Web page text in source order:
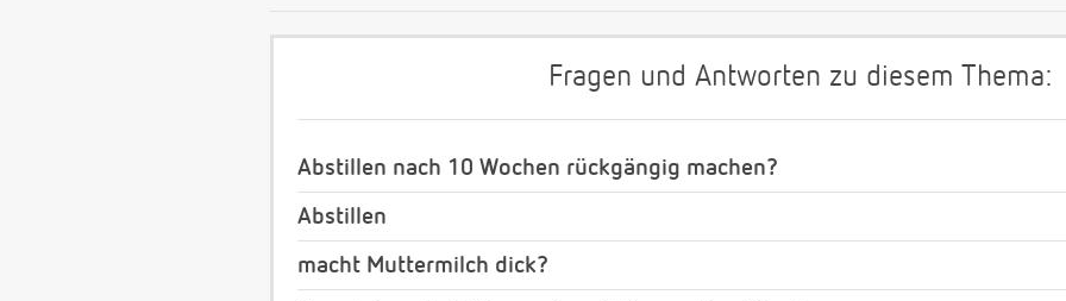
Fragen und Antworten zu diesem Thema:
Abstillen nach 10 Wochen rückgängig machen?
Abstillen
macht Muttermilch dick?